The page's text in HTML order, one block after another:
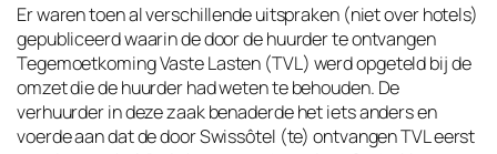
Er waren toen al verschillende uitspraken (niet over hotels)
gepubliceerd waarin de door de huurder te ontvangen
Tegemoetkoming Vaste Lasten (TVL) werd opgeteld bij de
omzet die de huurder had weten te behouden. De
verhuurder in deze zaak benaderde het iets anders en
voerde aan dat de door Swissôtel (te) ontvangen TVL eerst